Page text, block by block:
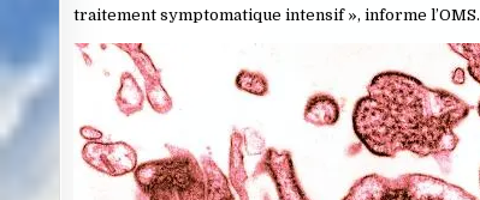
traitement symptomatique intensif », informe l’OMS.